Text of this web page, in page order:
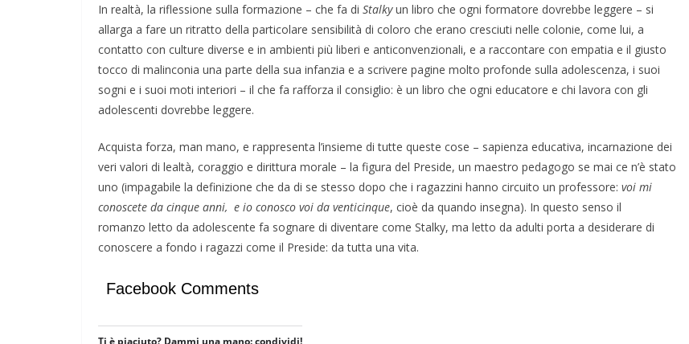
In realtà, la riflessione sulla formazione – che fa di Stalkyun libro che ogni formatore dovrebbe leggere – si
allarga a fare un ritratto della particolare sensibilità di coloro che erano cresciuti nelle colonie, come lui, a
contatto con culture diverse e in ambienti più liberi e anticonvenzionali, e a raccontare con empatia e il giusto
tocco di malinconia una parte della sua infanzia e a scrivere pagine molto profonde sulla adolescenza, i suoi
sogni e i suoi moti interiori – il che fa rafforza il consiglio: è un libro che ogni educatore e chi lavora con gli
adolescenti dovrebbe leggere.
Acquista forza, man mano, e rappresenta l’insieme di tutte queste cose – sapienza educativa, incarnazione dei
veri valori di lealtà, coraggio e dirittura morale – la figura del Preside, un maestro pedagogo se mai ce n’è stato
uno (impagabile la definizione che da di se stesso dopo che i ragazzini hanno circuito un professore: voi mi
conoscete da cinque anni, e io conosco voi da venticinque, cioè da quando insegna). In questo senso il
romanzo letto da adolescente fa sognare di diventare come Stalky, ma letto da adulti porta a desiderare di
conoscere a fondo i ragazzi come il Preside: da tutta una vita.
Facebook Comments
Ti è piaciuto? Dammi una mano: condividi!